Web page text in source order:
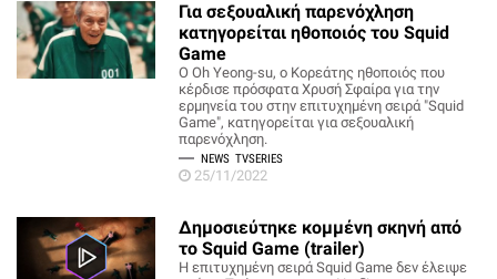
Για σεξουαλική παρενόχληση
κατηγορείται ηθοποιός του Squid
Game
Ο Oh Yeong-su, ο Κορεάτης ηθοποιός που
κέρδισε πρόσφατα Χρυσή Σφαίρα για την
ερμηνεία του στην επιτυχημένη σειρά "Squid
Game", κατηγορείται για σεξουαλική
παρενόχληση.
NEWS TVSERIES
25/11/2022
Δημοσιεύτηκε κομμένη σκηνή από
το Squid Game (trailer)
Η επιτυχημένη σειρά Squid Game δεν έλειψε